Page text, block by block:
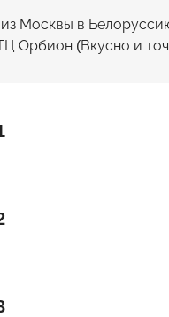
Москвы в
Орбион (Вкусно и